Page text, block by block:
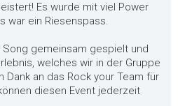
Es wurde mit viel Power
war ein Riesenspass.
gemeinsam gespielt und
welches wir in der Gruppe
an das Rock your Team für
diesen Event jederzeit